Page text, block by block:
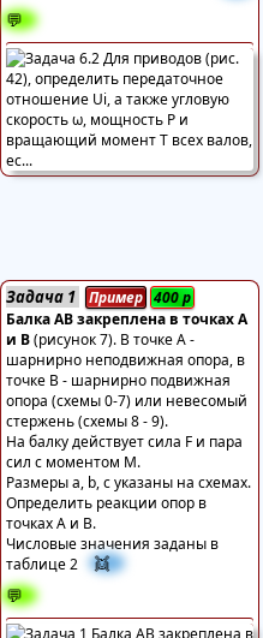
💬
Задача 1 Пример 400р
Балка АВ закреплена в точках А
и В(рисунок 7). В точке А -
шарнирно неподвижная опора, в
точке В - шарнирно подвижная
опора (схемы 0-7) или невесомый
стержень (схемы 8 - 9).
На балку действует сила F и пара
сил с моментом М.
Размеры а, b, с указаны на схемах.
Определить реакции опор в
точках А и В.
Числовые значения заданы в
таблице 2
👯
💬